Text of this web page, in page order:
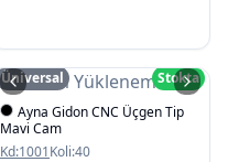
Resim Yüklenemedi
Üniversal
Stokta
Ayna Gidon CNC Üçgen Tip
Mavi Cam
Kd:1001Koli:40